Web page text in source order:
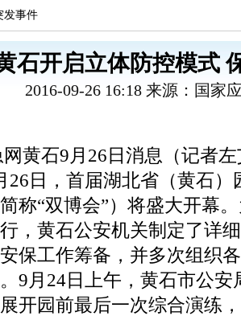
发事件
石开启立体防控模式
2016-09-26 16:18 来源：国家
网黄石9月26日消息（记者
26日，首届湖北省（黄石）
简称“双博会”）将盛大开幕
，黄石公安机关制定了详
保工作筹备，并多次组织
9月24日上午，黄石市公安
开园前最后一次综合演练